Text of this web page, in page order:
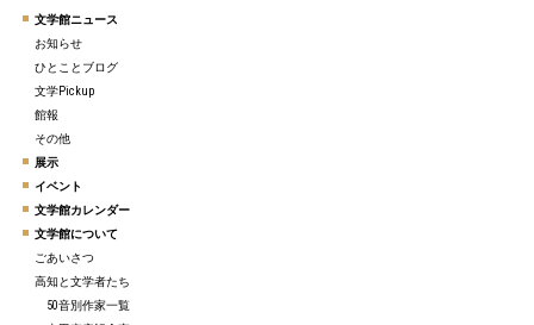
文学館ニュース
お知らせ
ひとことブログ
文学Pickup
館報
その他
展示
イベント
文学館カレンダー
文学館について
ごあいさつ
高知と文学者たち
50音別作家一覧